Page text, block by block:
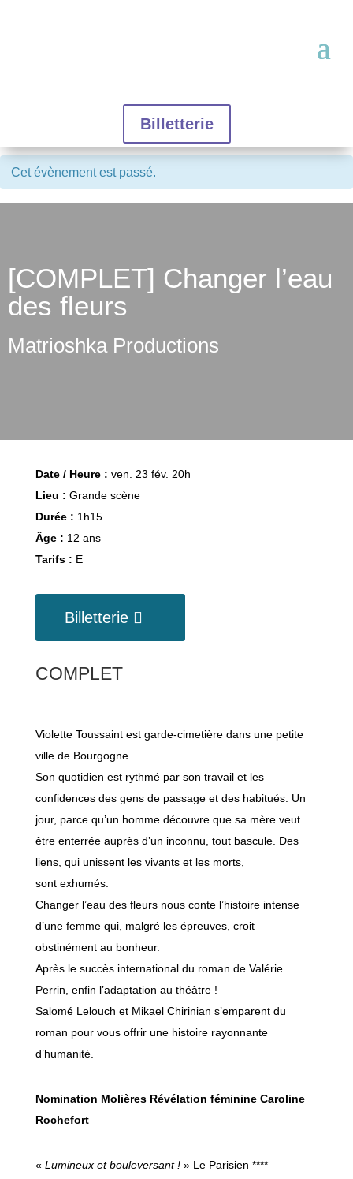
Billetterie
Cet évènement est passé.
[COMPLET] Changer l’eau
des fleurs
Matrioshka Productions
Violette Toussaint est garde-cimetière dans une petite
ville de Bourgogne.
Son quotidien est rythmé par son travail et les
confidences des gens de passage et des habitués. Un
jour, parce qu’un homme découvre que sa mère veut
être enterrée auprès d’un inconnu, tout bascule. Des
liens, qui unissent les vivants et les morts,
sont exhumés.
Changer l’eau des fleurs nous conte l’histoire intense
d’une femme qui, malgré les épreuves, croit
obstinément au bonheur.
Après le succès international du roman de Valérie
Perrin, enfin l’adaptation au théâtre !
Salomé Lelouch et Mikael Chirinian s’emparent du
roman pour vous offrir une histoire rayonnante
d’humanité.
Nomination Molières Révélation féminine Caroline
Rochefort
« Lumineux et bouleversant !» Le Parisien ****
Date / Heure : ven. 23 fév. 20h
Lieu : Grande scène
Durée : 1h15
Âge : 12 ans
Tarifs : E
Billetterie
COMPLET